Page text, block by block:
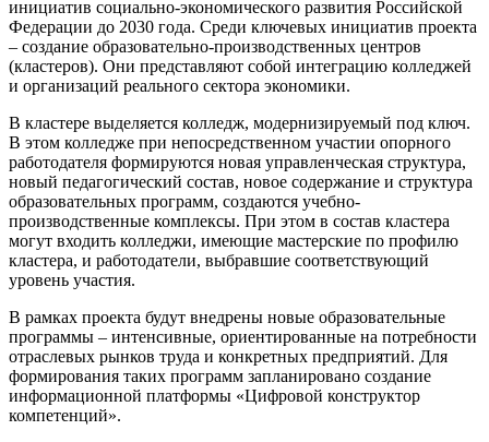
инициатив социально-экономического развития Российской
Федерации до 2030 года. Среди ключевых инициатив проекта
– создание образовательно-производственных центров
(кластеров). Они представляют собой интеграцию колледжей
и организаций реального сектора экономики.
В кластере выделяется колледж, модернизируемый под ключ.
В этом колледже при непосредственном участии опорного
работодателя формируются новая управленческая структура,
новый педагогический состав, новое содержание и структура
образовательных программ, создаются учебно-
производственные комплексы. При этом в состав кластера
могут входить колледжи, имеющие мастерские по профилю
кластера, и работодатели, выбравшие соответствующий
уровень участия.
В рамках проекта будут внедрены новые образовательные
программы – интенсивные, ориентированные на потребности
отраслевых рынков труда и конкретных предприятий. Для
формирования таких программ запланировано создание
информационной платформы «Цифровой конструктор
компетенций».